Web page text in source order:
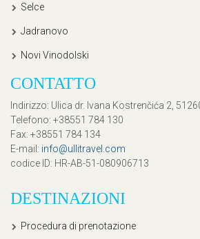
Selce
Jadranovo
Novi Vinodolski
CONTATTO
Indirizzo: Ulica dr. Ivana Kostrenčića 2,
Telefono: +38551 784 130
Fax: +38551 784 134
E-mail: info@ullitravel.com
codice ID: HR-AB-51-080906713
DESTINAZIONI
Procedura di prenotazione